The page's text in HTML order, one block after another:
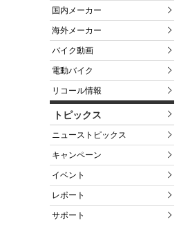
国内メーカー
海外メーカー
バイク動画
電動バイク
リコール情報
トピックス
ニューストピックス
キャンペーン
イベント
レポート
サポート